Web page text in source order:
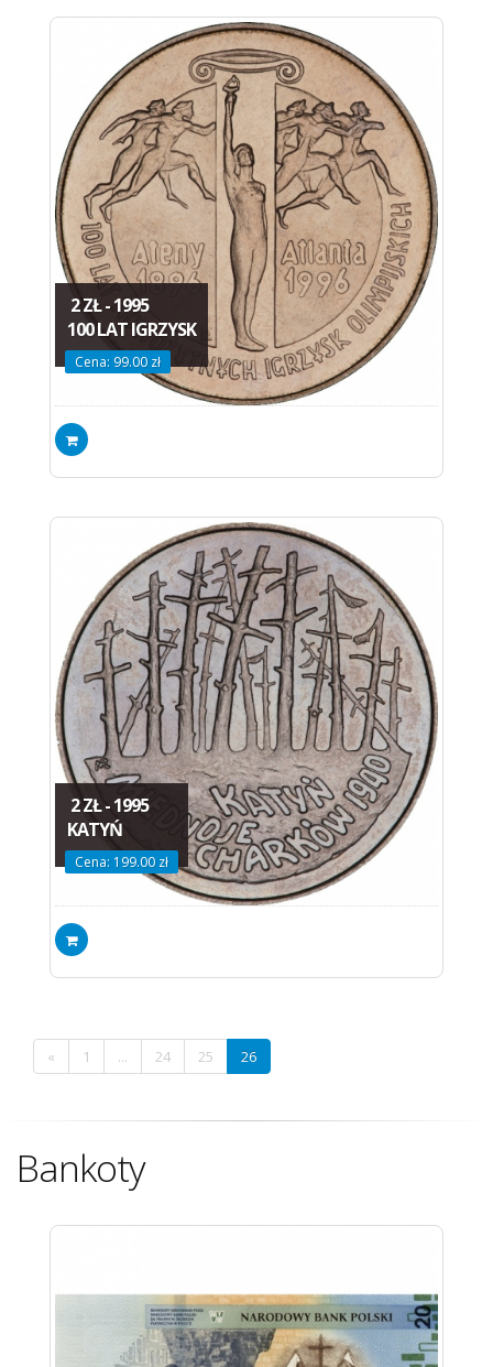
2 ZŁ - 1995
100 LAT IGRZYSK
Cena: 99.00 zł
2 ZŁ - 1995
KATYŃ
Cena: 199.00 zł
« 1 ... 24 25 26
Bankoty